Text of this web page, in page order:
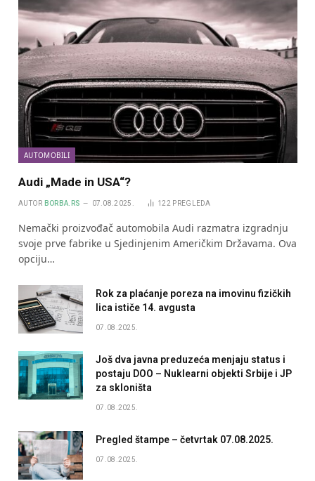
AUTOMOBILI
Audi „Made in USA“?
AUTOR BORBA.RS 07.08.2025. 122 PREGLEDA
Nemački proizvođač automobila Audi razmatra izgradnju
svoje prve fabrike u Sjedinjenim Američkim Državama. Ova
opciju…
Rok za plaćanje poreza na imovinu fizičkih
lica ističe 14. avgusta
07.08.2025.
Još dva javna preduzeća menjaju status i
postaju DOO – Nuklearni objekti Srbije i JP
za skloništa
07.08.2025.
Pregled štampe – četvrtak 07.08.2025.
07.08.2025.